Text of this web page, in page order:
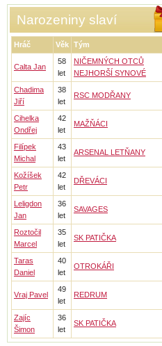
Narozeniny slaví
Hráč Věk Tým
Calta Jan
58
let
NIČEMNÝCH OTCŮ
NEJHORŠÍ SYNOVÉ
Chadima
Jiří
38
let
RSC MODŘANY
Cihelka
Ondřej
42
let
MAŽŇÁCI
Filípek
Michal
43
let
ARSENAL LETŇANY
Kožíšek
Petr
42
let
DŘEVÁCI
Leligdon
Jan
36
let
SAVAGES
Roztočil
Marcel
35
let
SK PATIČKA
Taras
Daniel
40
let
OTROKÁŘI
Vraj Pavel
49
let
REDRUM
Zajíc
Šimon
36
let
SK PATIČKA